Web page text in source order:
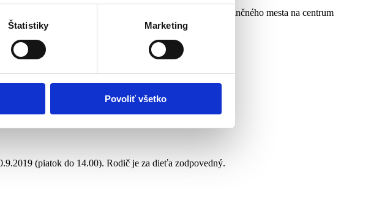
Štatistiky Marketing
Povoliť všetko
v roku 1918 sa Košice zmenili z hornouhorského provinčného mesta na centrum
(piatok do 14.00). Rodič je za dieťa zodpovedný.
(piatok do 14.00). Rodič je za dieťa zodpovedný.